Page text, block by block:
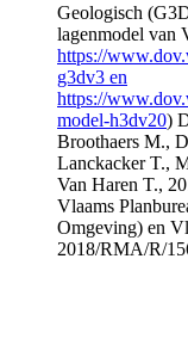
Geologisch
lagenmodel van
https://
g3dv3 en
https://
model-h3dv20)
Broothaers M.,
Lanckacker T.,
Van Haren T.,
Vlaams
Omgeving) en
2018/RMA/R/